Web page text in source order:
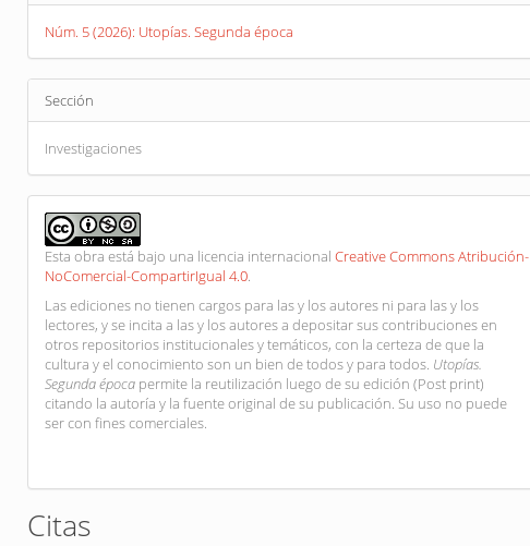
Núm. 5 (2026): Utopías. Segunda época
Sección
Investigaciones
Esta obra está bajo una licencia internacionalCreative Commons Atribución-
NoComercial-CompartirIgual 4.0.
Las ediciones no tienen cargos para las y los autores ni para las y los
lectores, y se incita a las y los autores a depositar sus contribuciones en
otros repositorios institucionales y temáticos, con la certeza de que la
cultura y el conocimiento son un bien de todos y para todos. Utopías.
Segunda época permite la reutilización luego de su edición (Post print)
citando la autoría y la fuente original de su publicación. Su uso no puede
ser con fines comerciales.
Citas